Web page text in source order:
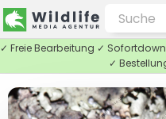
✓ Freie Bearbeitung ✓
✓